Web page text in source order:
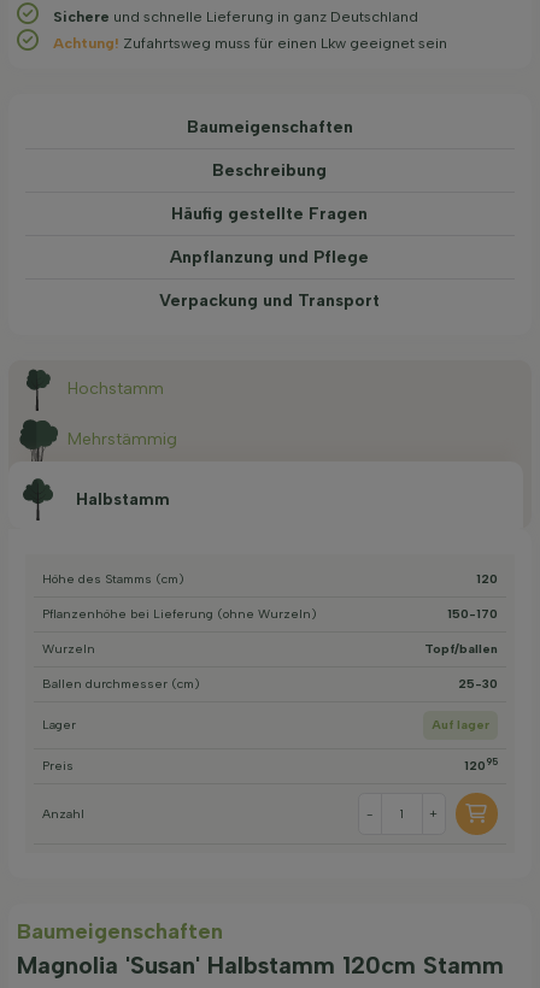
Sichere und schnelle Lieferung in ganz Deutschland
Achtung! Zufahrtsweg muss für einen Lkw geeignet sein
Baum­eigen­schaften
Beschreibung
Häufig gestellte Fragen
Anpflanzung und Pflege
Verpackung und Transport
Halbstamm
Hochstamm
Mehrstämmig
Höhe des Stamms (cm) 120
Pflanzenhöhe bei Lieferung (ohne Wurzeln) 150-170
Wurzeln Topf/ballen
Ballen durchmesser (cm) 25-30
Lager Auf lager
Preis 120 95
Anzahl - +
Baum­eigen­schaften
Magnolia 'Susan' Halbstamm 120cm Stamm